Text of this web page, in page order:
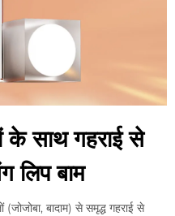
के साथ गहराई से
लिप बाम
बादाम) से समृद्ध गहराई से